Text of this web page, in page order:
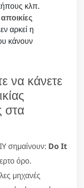
κλπ.
αποικίες
αρκεί η
κάνουν
να κάνετε
στα
σημαίνουν: Do It
όρο.
μηχανές